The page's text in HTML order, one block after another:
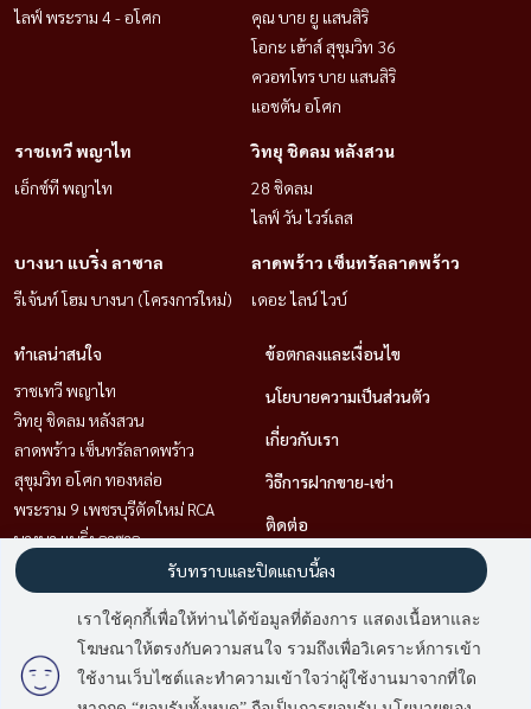
ไลฟ์ พระราม 4 - อโศก
คุณ บาย ยู แสนสิริ
โอกะ เฮ้าส์ สุขุมวิท 36
ควอทโทร บาย แสนสิริ
แอชตัน อโศก
ราชเทวี พญาไท
เอ็กซ์ที พญาไท
วิทยุ ชิดลม หลังสวน
28 ชิดลม
ไลฟ์ วัน ไวร์เลส
บางนา แบริ่ง ลาซาล
รีเจ้นท์ โฮม บางนา (โครงการใหม่)
ลาดพร้าว เซ็นทรัลลาดพร้าว
เดอะ ไลน์ ไวบ์
ทำเลน่าสนใจ
ราชเทวี พญาไท
วิทยุ ชิดลม หลังสวน
ลาดพร้าว เซ็นทรัลลาดพร้าว
สุขุมวิท อโศก ทองหล่อ
พระราม 9 เพชรบุรีตัดใหม่ RCA
บางนา แบริ่ง ลาซาล
คลองเตย กล้วยน้ำไท
สาทร นราธิวาส
ข้อตกลงและเงื่อนไข
นโยบายความเป็นส่วนตัว
เกี่ยวกับเรา
วิธีการฝากขาย-เช่า
ติดต่อ
Power byLivinginsider.com
เราใช้คุกกี้เพื่อให้ท่านได้ข้อมูลที่ต้องการ แสดงเนื้อหาและ
โฆษณาให้ตรงกับความสนใจ รวมถึงเพื่อวิเคราะห์การเข้า
ใช้งานเว็บไซต์และทำความเข้าใจว่าผู้ใช้งานมาจากที่ใด
รับทราบและปิดแถบนี้ลง